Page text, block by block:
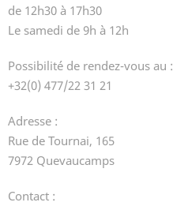
de 12h30 à 17h30
Le samedi de 9h à 12h
Possibilité de rendez-vous au :
+32(0) 477/22 31 21
Adresse :
Rue de Tournai, 165
7972 Quevaucamps
Contact :